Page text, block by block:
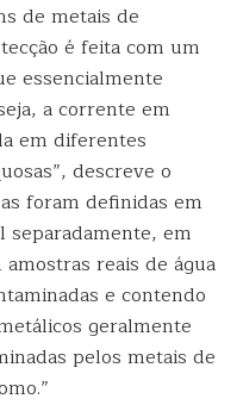
de metais de
é feita com um
essencialmente
a corrente em
em diferentes
descreve o
foram definidas em
separadamente, em
reais de água
e contendo
geralmente
pelos metais de